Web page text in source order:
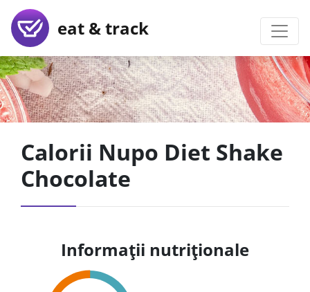
eat & track
Calorii Nupo Diet Shake
Chocolate
Informații nutriționale